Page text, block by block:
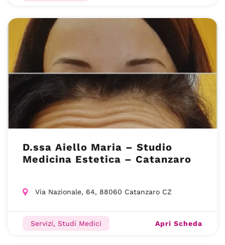
D.ssa Aiello Maria – Studio
Medicina Estetica – Catanzaro
Via Nazionale, 64, 88060 Catanzaro CZ
Servizi, Studi Medici Apri Scheda